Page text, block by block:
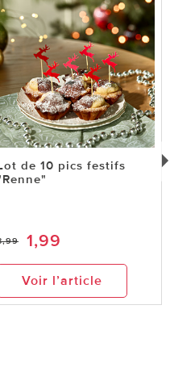
de 10 pics festifs
1,99
Voir l’article